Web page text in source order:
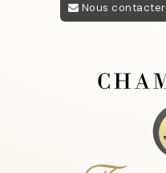
Nous contacter